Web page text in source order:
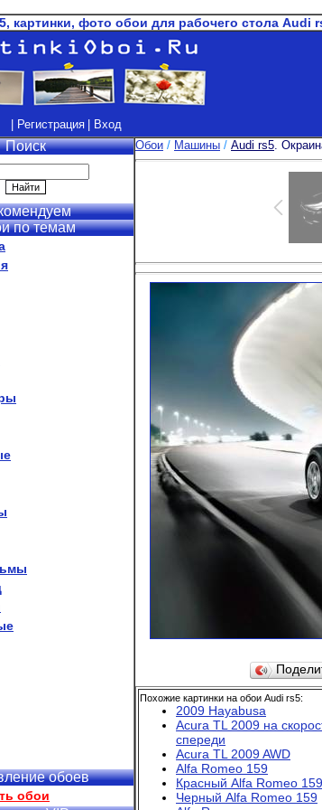
картинки, фото обои для рабочего стола Аudi
| Регистрация | Вход
Поиск
по темам
обоев
обои
Обои / Машины / Аudi rs5.
Похожие картинки на обои Аudi rs5:
2009 Hayabusa
Acura TL 2009 на
спереди
Acura TL 2009 AWD
Alfa Romeo 159
Красный Alfa Romeo 159
Черный Alfa Romeo 159